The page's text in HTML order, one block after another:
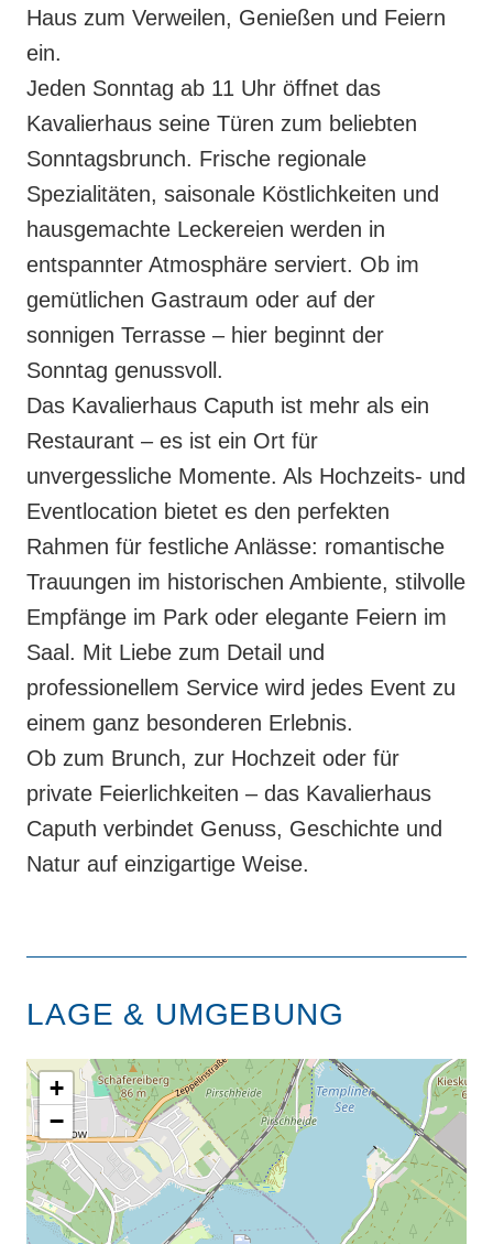
Haus zum Verweilen, Genießen und Feiern
ein.
Jeden Sonntag ab 11 Uhr öffnet das
Kavalierhaus seine Türen zum beliebten
Sonntagsbrunch. Frische regionale
Spezialitäten, saisonale Köstlichkeiten und
hausgemachte Leckereien werden in
entspannter Atmosphäre serviert. Ob im
gemütlichen Gastraum oder auf der
sonnigen Terrasse – hier beginnt der
Sonntag genussvoll.
Das Kavalierhaus Caputh ist mehr als ein
Restaurant – es ist ein Ort für
unvergessliche Momente. Als Hochzeits- und
Eventlocation bietet es den perfekten
Rahmen für festliche Anlässe: romantische
Trauungen im historischen Ambiente, stilvolle
Empfänge im Park oder elegante Feiern im
Saal. Mit Liebe zum Detail und
professionellem Service wird jedes Event zu
einem ganz besonderen Erlebnis.
Ob zum Brunch, zur Hochzeit oder für
private Feierlichkeiten – das Kavalierhaus
Caputh verbindet Genuss, Geschichte und
Natur auf einzigartige Weise.
LAGE & UMGEBUNG
+
−